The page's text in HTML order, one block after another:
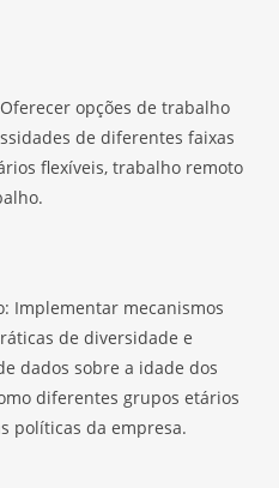
opções de trabalho
de diferentes faixas
flexíveis, trabalho remoto
Implementar mecanismos
de diversidade e
dados sobre a idade dos
diferentes grupos etários
políticas da empresa.